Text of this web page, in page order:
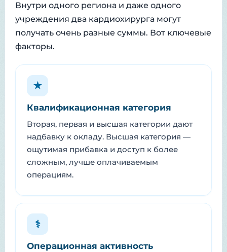
Внутри одного региона и даже одного
учреждения два кардиохирурга могут
получать очень разные суммы. Вот ключевые
факторы.
★
Квалификационная категория
Вторая, первая и высшая категории дают
надбавку к окладу. Высшая категория —
ощутимая прибавка и доступ к более
сложным, лучше оплачиваемым
операциям.
⚕
Операционная активность